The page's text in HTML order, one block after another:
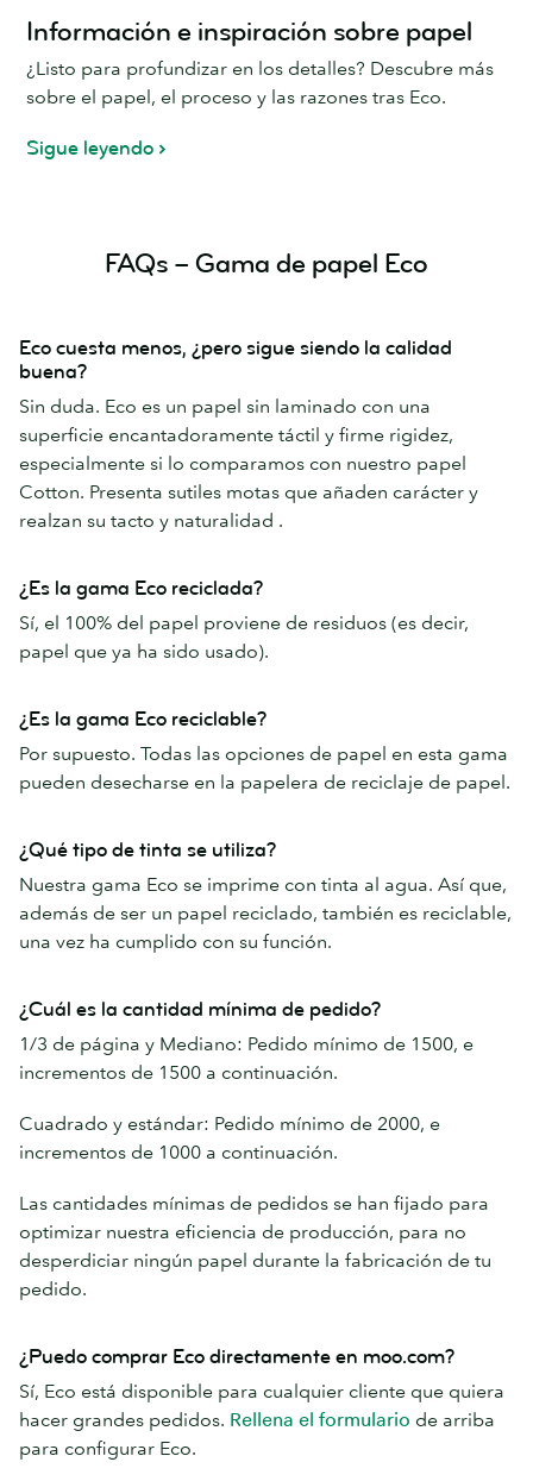
Información e inspiración sobre papel
¿Listo para profundizar en los detalles? Descubre más
sobre el papel, el proceso y las razones tras Eco.
Sigue leyendo
FAQs – Gama de papel Eco
Eco cuesta menos, ¿pero sigue siendo la calidad
buena?
Sin duda. Eco es un papel sin laminado con una
superficie encantadoramente táctil y firme rigidez,
especialmente si lo comparamos con nuestro papel
Cotton. Presenta sutiles motas que añaden carácter y
realzan su tacto y naturalidad .
¿Es la gama Eco reciclada?
Sí, el 100% del papel proviene de residuos (es decir,
papel que ya ha sido usado).
¿Es la gama Eco reciclable?
Por supuesto. Todas las opciones de papel en esta gama
pueden desecharse en la papelera de reciclaje de papel.
¿Qué tipo de tinta se utiliza?
Nuestra gama Eco se imprime con tinta al agua. Así que,
además de ser un papel reciclado, también es reciclable,
una vez ha cumplido con su función.
¿Cuál es la cantidad mínima de pedido?
1/3 de página y Mediano: Pedido mínimo de 1500, e
incrementos de 1500 a continuación.
Cuadrado y estándar: Pedido mínimo de 2000, e
incrementos de 1000 a continuación.
Las cantidades mínimas de pedidos se han fijado para
optimizar nuestra eficiencia de producción, para no
desperdiciar ningún papel durante la fabricación de tu
pedido.
¿Puedo comprar Eco directamente en moo.com?
Sí, Eco está disponible para cualquier cliente que quiera
hacer grandes pedidos. Rellena el formulario de arriba
para configurar Eco.